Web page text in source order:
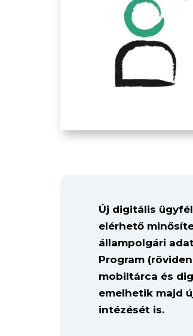
Új digitális
elérhető
állampolgári
Program
mobiltárca és
emelhetik majd
intézését is.